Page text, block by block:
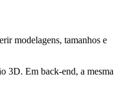
modelagens, tamanhos e
3D. Em back-end, a mesma